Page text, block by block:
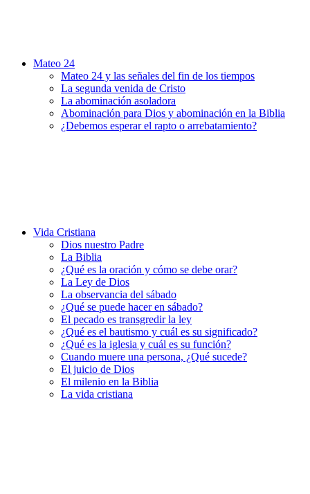
Mateo 24
Mateo 24 y las señales del fin de los tiempos
La segunda venida de Cristo
La abominación asoladora
Abominación para Dios y abominación en la Biblia
¿Debemos esperar el rapto o arrebatamiento?
Vida Cristiana
Dios nuestro Padre
La Biblia
¿Qué es la oración y cómo se debe orar?
La Ley de Dios
La observancia del sábado
¿Qué se puede hacer en sábado?
El pecado es transgredir la ley
¿Qué es el bautismo y cuál es su significado?
¿Qué es la iglesia y cuál es su función?
Cuando muere una persona, ¿Qué sucede?
El juicio de Dios
El milenio en la Biblia
La vida cristiana